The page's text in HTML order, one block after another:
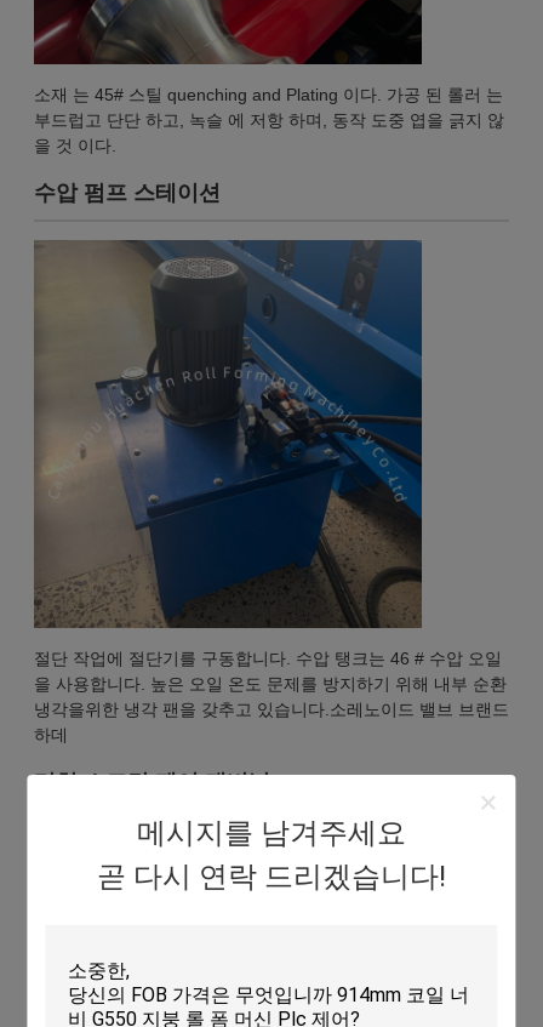
메시지를 남겨주세요
곧 다시 연락 드리겠습니다!
소재 는 45# 스틸 quenching and Plating 이다. 가공 된 롤러 는
부드럽고 단단 하고, 녹슬 에 저항 하며, 동작 도중 엽을 긁지 않
을 것 이다.
수압 펌프 스테이션
절단 작업에 절단기를 구동합니다. 수압 탱크는 46 # 수압 오일
을 사용합니다. 높은 오일 온도 문제를 방지하기 위해 내부 순환
냉각을위한 냉각 팬을 갖추고 있습니다.소레노이드 밸브 브랜드
하데
터치 스크린 제어 캐비닛